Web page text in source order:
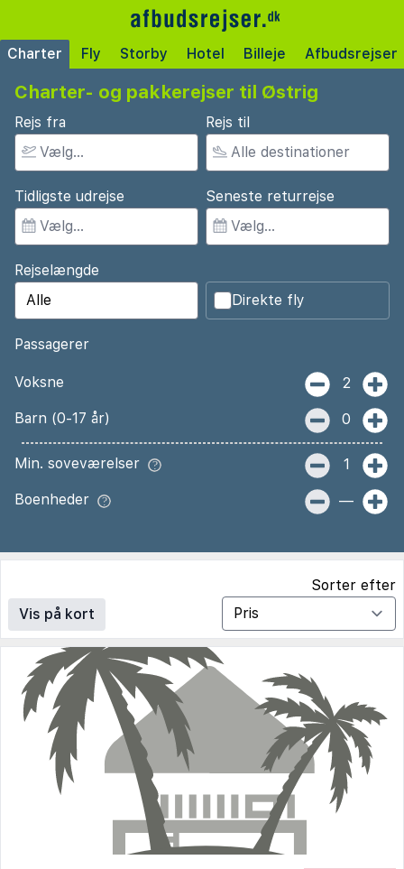
Charter Fly Storby Hotel Billeje Afbudsrejser
Charter- og pakkerejser til Østrig
Rejs fra Rejs til
Tidligste udrejse Seneste returrejse
Rejselængde
Direkte fly
Passagerer
Voksne 2
Barn (0-17 år) 0
Min. soveværelser 1
Boenheder —
Vis på kort
Sorter efter